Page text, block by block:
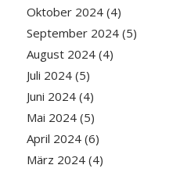
Oktober 2024(4)
September 2024(5)
August 2024(4)
Juli 2024(5)
Juni 2024(4)
Mai 2024(5)
April 2024(6)
März 2024(4)